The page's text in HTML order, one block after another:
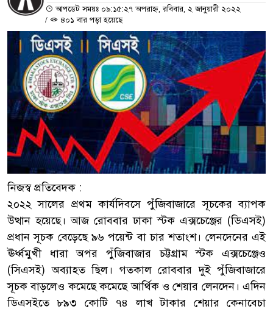
আপডেট সময়ঃ ০৯:১৫:২৭ অপরাহ্ন, রবিবার, ২ জানুয়ারী ২০২২
/
৪০১ বার পড়া হয়েছে
নিজস্ব প্রতিবেদক :
২০২২ সালের প্রথম কার্যদিবসে পুঁজিবাজারে সূচকের ব্যাপক
উত্থান হয়েছে। আজ রোববার ঢাকা স্টক এক্সচেঞ্জের (ডিএসই)
প্রধান সূচক বেড়েছে ৯৬ পয়েন্ট বা চার শতাংশ। লেনদেনের এই
ঊর্ধ্বমুখী ধারা অপর পুঁজিবাজার চট্টগ্রাম স্টক এক্সচেঞ্জেও
(সিএসই) অব্যাহত ছিল। গতকাল রোববার দুই পুঁজিবাজারে
সূচক বাড়লেও কমেছে কমেছে আর্থিক ও শেয়ার লেনদেন। এদিন
ডিএসইতে ৮৯৩ কোটি ৭৪ লাখ টাকার শেয়ার কেনাবেচা